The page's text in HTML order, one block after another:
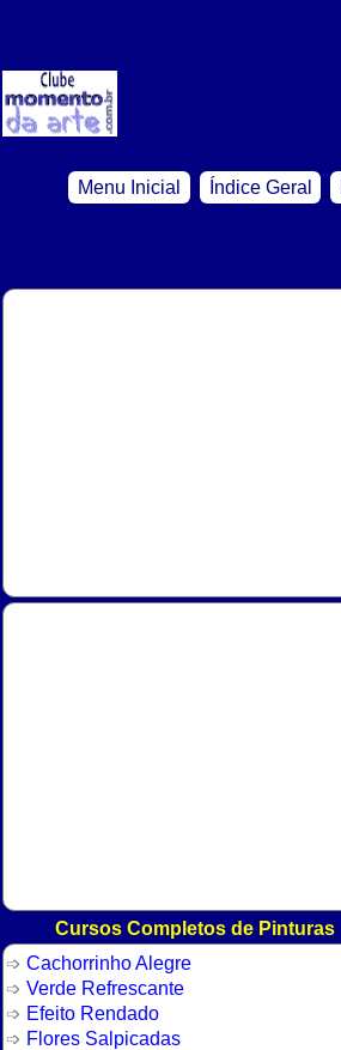
Menu Inicial
Índice Geral
Cursos Completos de Pinturas
Cachorrinho Alegre
Verde Refrescante
Efeito Rendado
Flores Salpicadas